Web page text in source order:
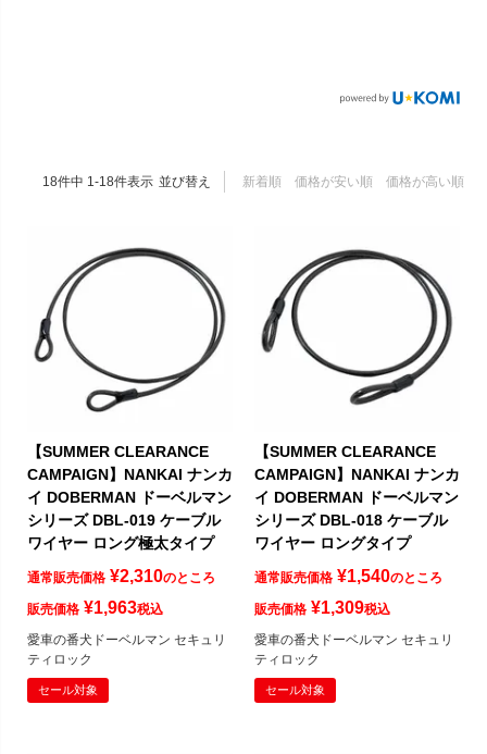
並び替え 新着順 価格が安い順 価格が高い順
18件中 1-18件表示
【SUMMER CLEARANCE
CAMPAIGN】NANKAI ナンカ
イ DOBERMAN ドーベルマン
シリーズ DBL-019 ケーブル
ワイヤー ロング極太タイプ
通常販売価格 ¥2,310のところ
販売価格 ¥1,963税込
愛車の番犬ドーベルマン セキュリ
ティロック
セール対象
【SUMMER CLEARANCE
CAMPAIGN】NANKAI ナンカ
イ DOBERMAN ドーベルマン
シリーズ DBL-018 ケーブル
ワイヤー ロングタイプ
通常販売価格 ¥1,540のところ
販売価格 ¥1,309税込
愛車の番犬ドーベルマン セキュリ
ティロック
セール対象